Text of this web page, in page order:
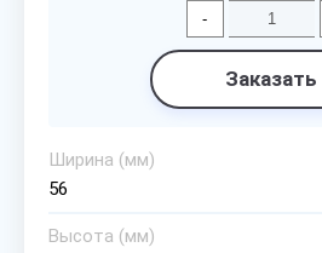
-
Заказать
Ширина (мм)
56
Высота (мм)